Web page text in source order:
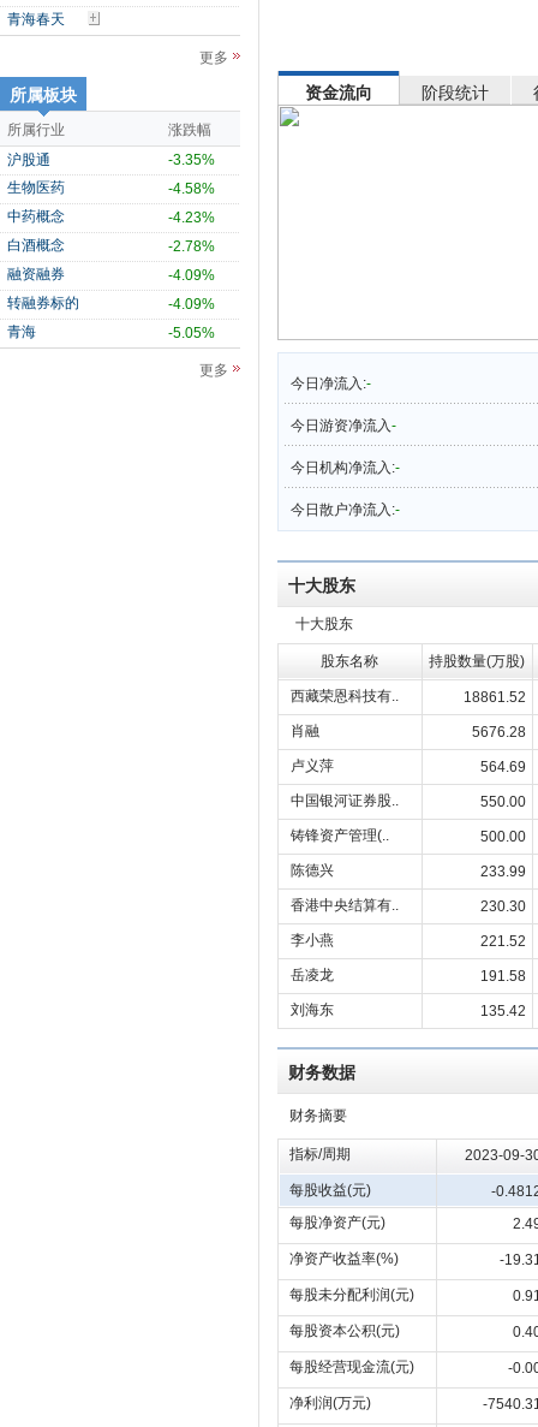
青海春天
更多
所属板块
所属行业
涨跌幅
沪股通
-3.35%
生物医药
-4.58%
中药概念
-4.23%
白酒概念
-2.78%
融资融券
-4.09%
转融券标的
-4.09%
青海
-5.05%
更多
资金流向 阶段统计
今日净流入:-
今日游资净流入-
今日机构净流入:-
今日散户净流入:-
十大股东
十大股东
股东名称 持股数量(万股)
西藏荣恩科技有..
18861.52
肖融
5676.28
卢义萍
564.69
中国银河证券股..
550.00
铸锋资产管理(..
500.00
陈德兴
233.99
香港中央结算有..
230.30
李小燕
221.52
岳凌龙
191.58
刘海东
135.42
财务数据
财务摘要
指标/周期 2023-09-
每股收益(元)
-
每股净资产(元)
净资产收益率(%) -
每股未分配利润(元)
每股资本公积(元)
每股经营现金流(元) -
净利润(万元) -